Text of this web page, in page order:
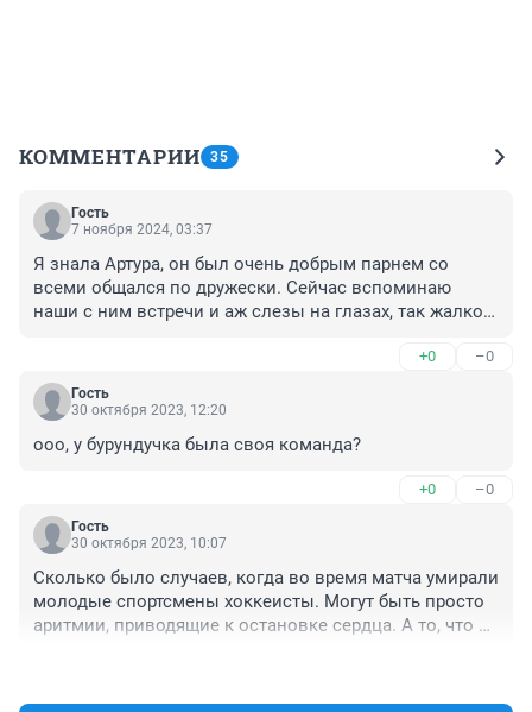
КОММЕНТАРИИ 35
Гость
7 ноября 2024, 03:37
Я знала Артура, он был очень добрым парнем со
всеми общался по дружески. Сейчас вспоминаю
наши с ним встречи и аж слезы на глазах, так жалко.
Не знаю как другие люди , но я сохраню память о нём
в своём сердце
+0 –0
Гость
30 октября 2023, 12:20
ооо, у бурундучка была своя команда?
+0 –0
Гость
30 октября 2023, 10:07
Сколько было случаев, когда во время матча умирали
молодые спортсмены хоккеисты. Могут быть просто
аритмии, приводящие к остановке сердца. А то, что